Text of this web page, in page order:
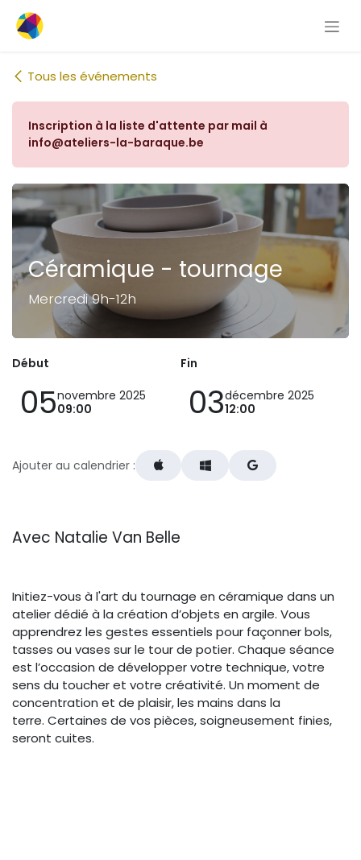
Tous les événements
Inscription à la liste d'attente par mail à
info@ateliers-la-baraque.be
Céramique - tournage
Mercredi 9h-12h
Début
05novembre 2025
09:00
Fin
03décembre 2025
12:00
Ajouter au calendrier :
Avec Natalie Van Belle
Initiez-vous à l'art du tournage en céramique dans un
atelier dédié à la création d’objets en argile. Vous
apprendrez les gestes essentiels pour façonner bols,
tasses ou vases sur le tour de potier. Chaque séance
est l’occasion de développer votre technique, votre
sens du toucher et votre créativité. Un moment de
concentration et de plaisir, les mains dans la
terre. Certaines de vos pièces, soigneusement finies,
seront cuites.